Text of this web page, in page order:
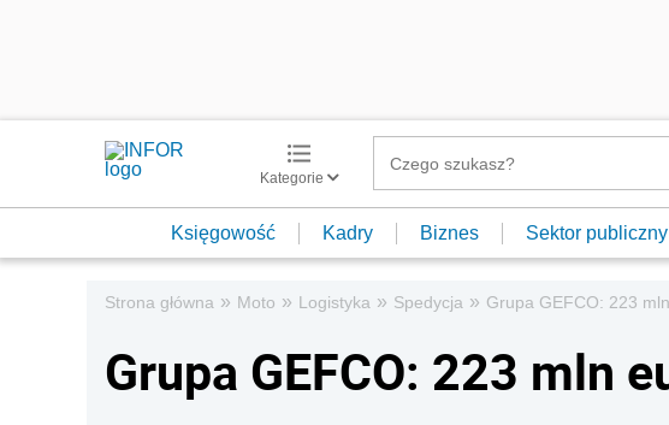
Kategorie
Księgowość Kadry Biznes Sektor publiczny
Strona główna » Moto » Logistyka » Spedycja » Grupa GEFCO: 223
Grupa GEFCO: 223 mln